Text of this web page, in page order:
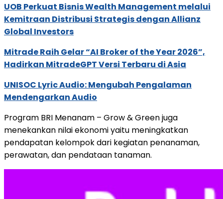
UOB Perkuat Bisnis Wealth Management melalui
Kemitraan Distribusi Strategis dengan Allianz
Global Investors
Mitrade Raih Gelar “AI Broker of the Year 2026”,
Hadirkan MitradeGPT Versi Terbaru di Asia
UNISOC Lyric Audio: Mengubah Pengalaman
Mendengarkan Audio
Program BRI Menanam – Grow & Green juga
menekankan nilai ekonomi yaitu meningkatkan
pendapatan kelompok dari kegiatan penanaman,
perawatan, dan pendataan tanaman.